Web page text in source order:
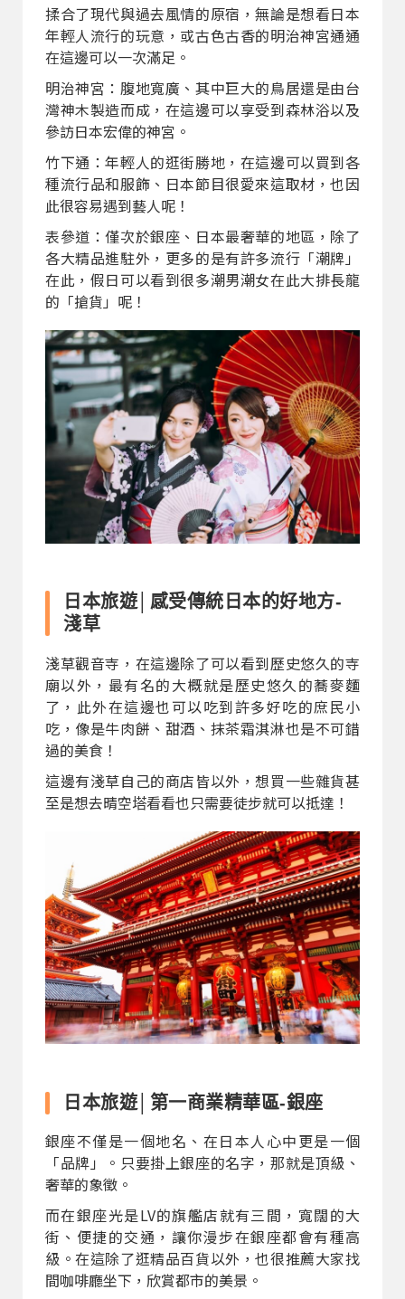
揉合了現代與過去風情的原宿，無論是想看日本
年輕人流行的玩意，或古色古香的明治神宮通通
在這邊可以一次滿足。
明治神宮：腹地寬廣、其中巨大的鳥居還是由台
灣神木製造而成，在這邊可以享受到森林浴以及
參訪日本宏偉的神宮。
竹下通：年輕人的逛街勝地，在這邊可以買到各
種流行品和服飾、日本節目很愛來這取材，也因
此很容易遇到藝人呢！
表參道：僅次於銀座、日本最奢華的地區，除了
各大精品進駐外，更多的是有許多流行「潮牌」
在此，假日可以看到很多潮男潮女在此大排長龍
的「搶貨」呢！
日本旅遊│感受傳統日本的好地方-
淺草
淺草觀音寺，在這邊除了可以看到歷史悠久的寺
廟以外，最有名的大概就是歷史悠久的蕎麥麵
了，此外在這邊也可以吃到許多好吃的庶民小
吃，像是牛肉餅、甜酒、抹茶霜淇淋也是不可錯
過的美食！
這邊有淺草自己的商店皆以外，想買一些雜貨甚
至是想去晴空塔看看也只需要徒步就可以抵達！
日本旅遊│第一商業精華區-銀座
銀座不僅是一個地名、在日本人心中更是一個
「品牌」。只要掛上銀座的名字，那就是頂級、
奢華的象徵。
而在銀座光是LV的旗艦店就有三間，寬闊的大
街、便捷的交通，讓你漫步在銀座都會有種高
級。在這除了逛精品百貨以外，也很推薦大家找
間咖啡廳坐下，欣賞都市的美景。